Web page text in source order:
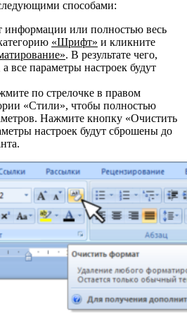
способами:
информации или полностью весь
«Шрифт» и кликните
. В результате чего,
а все параметры настроек будут
по стрелочке в правом
«Стили», чтобы полностью
Нажмите кнопку «Очистить
настроек будут сброшены до